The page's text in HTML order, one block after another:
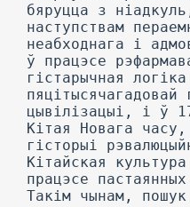
бяруцца з
наступствам
неабходнага і
ў працэсе
гістарычная
пяцітысячагадовай
цывілізацыі, і ў
Кітая Новага
гісторыі
Кітайская
працэсе
Такім чынам,